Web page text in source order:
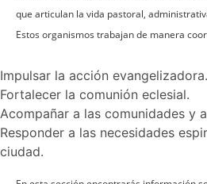
que articulan la vida pastoral,
Estos organismos trabajan de manera
Impulsar la acción evangelizadora.
Fortalecer la comunión eclesial.
Acompañar a las comunidades y
Responder a las necesidades
ciudad.